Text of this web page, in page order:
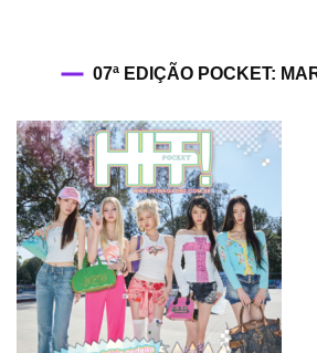
07ª EDIÇÃO POCKET: